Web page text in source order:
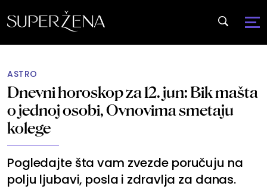
ASTRO
Dnevni horoskop za 12. jun: Bik mašta
o jednoj osobi, Ovnovima smetaju
kolege
Pogledajte šta vam zvezde poručuju na
polju ljubavi, posla i zdravlja za danas.